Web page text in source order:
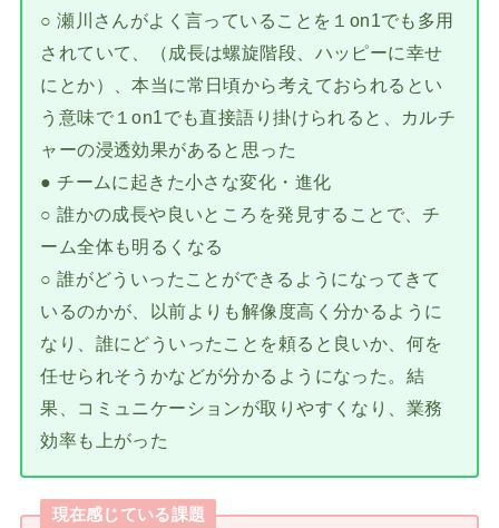
○ 瀬川さんがよく言っていることを１on1でも多用
されていて、（成長は螺旋階段、ハッピーに幸せ
にとか）、本当に常日頃から考えておられるとい
う意味で１on1でも直接語り掛けられると、カルチ
ャーの浸透効果があると思った
● チームに起きた小さな変化・進化
○ 誰かの成長や良いところを発見することで、チ
ーム全体も明るくなる
○ 誰がどういったことができるようになってきて
いるのかが、以前よりも解像度高く分かるように
なり、誰にどういったことを頼ると良いか、何を
任せられそうかなどが分かるようになった。結
果、コミュニケーションが取りやすくなり、業務
効率も上がった
現在感じている課題